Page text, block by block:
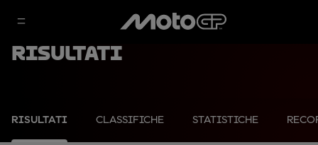
Risultati
RISULTATI CLASSIFICHE STATISTICHE